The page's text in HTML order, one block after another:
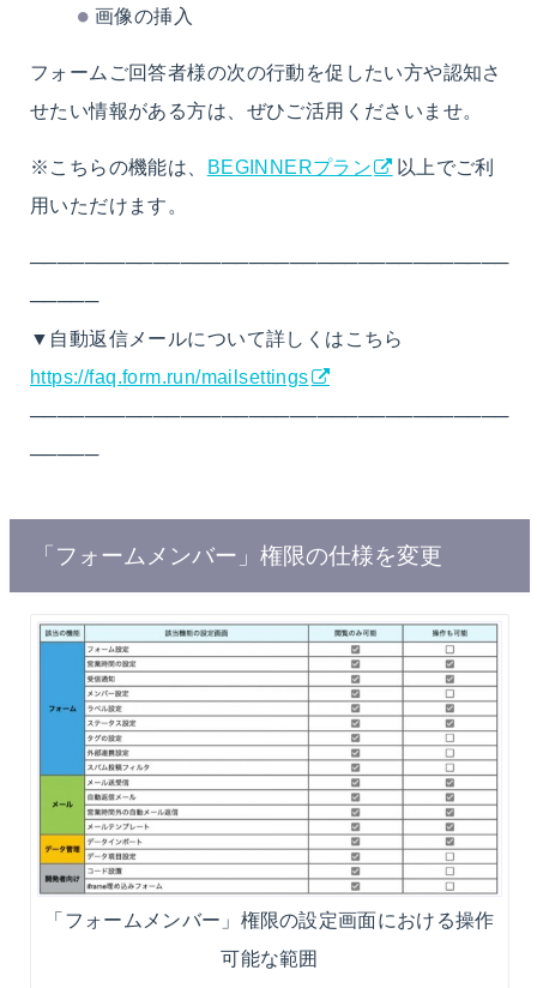
画像の挿入
フォームご回答者様の次の行動を促したい方や認知さ
せたい情報がある方は、ぜひご活用くださいませ。
※こちらの機能は、 BEGINNERプラン
以上でご利
用いただけます。
───────────────────────────────────
─────
▼自動返信メールについて詳しくはこちら
https://faq.form.run/mailsettings
───────────────────────────────────
─────
「フォームメンバー」権限の仕様を変更
「フォームメンバー」権限の設定画面における操作
可能な範囲